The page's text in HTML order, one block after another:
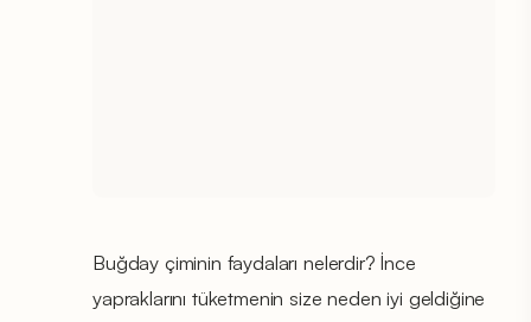
Buğday çiminin faydaları nelerdir? İnce
yapraklarını tüketmenin size neden iyi geldiğine